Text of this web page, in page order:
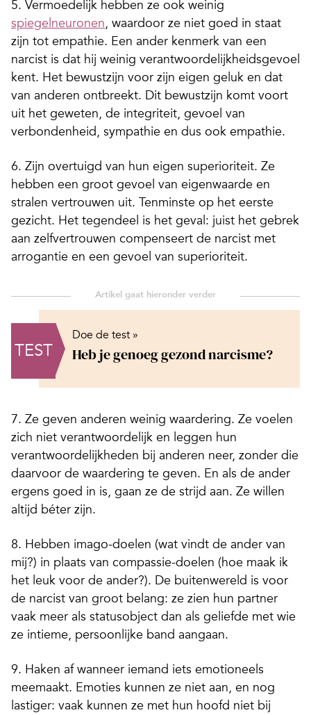
5. Vermoedelijk hebben ze ook weinig
spiegelneuronen, waardoor ze niet goed in staat
zijn tot empathie. Een ander kenmerk van een
narcist is dat hij weinig verantwoordelijkheidsgevoel
kent. Het bewustzijn voor zijn eigen geluk en dat
van anderen ontbreekt. Dit bewustzijn komt voort
uit het geweten, de integriteit, gevoel van
verbondenheid, sympathie en dus ook empathie.
6. Zijn overtuigd van hun eigen superioriteit. Ze
hebben een groot gevoel van eigenwaarde en
stralen vertrouwen uit. Tenminste op het eerste
gezicht. Het tegendeel is het geval: juist het gebrek
aan zelfvertrouwen compenseert de narcist met
arrogantie en een gevoel van superioriteit.
TEST
Doe de test »
Heb je genoeg gezond narcisme?
7. Ze geven anderen weinig waardering. Ze voelen
zich niet verantwoordelijk en leggen hun
verantwoordelijkheden bij anderen neer, zonder die
daarvoor de waardering te geven. En als de ander
ergens goed in is, gaan ze de strijd aan. Ze willen
altijd béter zijn.
8. Hebben imago-doelen (wat vindt de ander van
mij?) in plaats van compassie-doelen (hoe maak ik
het leuk voor de ander?). De buitenwereld is voor
de narcist van groot belang: ze zien hun partner
vaak meer als statusobject dan als geliefde met wie
ze intieme, persoonlijke band aangaan.
9. Haken af wanneer iemand iets emotioneels
meemaakt. Emoties kunnen ze niet aan, en nog
lastiger: vaak kunnen ze met hun hoofd niet bij